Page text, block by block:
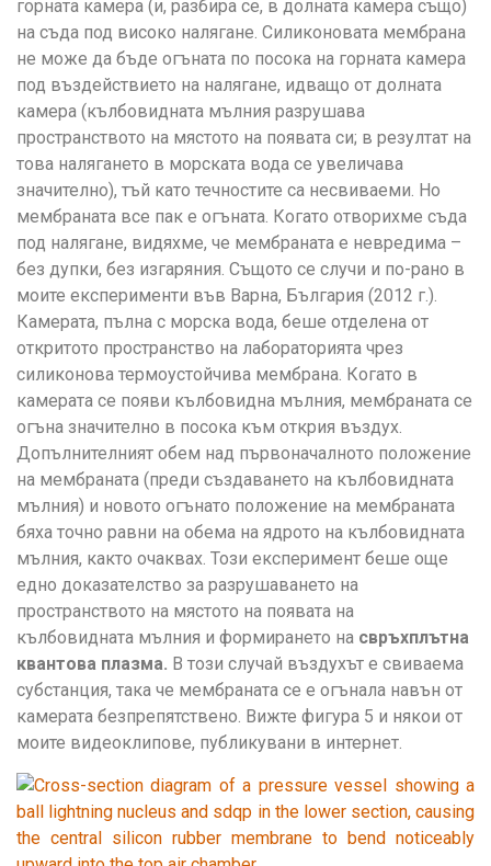
горната камера (и, разбира се, в долната камера също)
на съда под високо налягане. Силиконовата мембрана
не може да бъде огъната по посока на горната камера
под въздействието на налягане, идващо от долната
камера (кълбовидната мълния разрушава
пространството на мястото на появата си; в резултат на
това налягането в морската вода се увеличава
значително), тъй като течностите са несвиваеми. Но
мембраната все пак е огъната. Когато отворихме съда
под налягане, видяхме, че мембраната е невредима –
без дупки, без изгаряния. Същото се случи и по-рано в
моите експерименти във Варна, България (2012 г.).
Камерата, пълна с морска вода, беше отделена от
откритото пространство на лабораторията чрез
силиконова термоустойчива мембрана. Когато в
камерата се появи кълбовидна мълния, мембраната се
огъна значително в посока към открия въздух.
Допълнителният обем над първоначалното положение
на мембраната (преди създаването на кълбовидната
мълния) и новото огънато положение на мембраната
бяха точно равни на обема на ядрото на кълбовидната
мълния, както очаквах. Този експеримент беше още
едно доказателство за разрушаването на
пространството на мястото на появата на
кълбовидната мълния и формирането на свръхплътна
квантова плазма. В този случай въздухът е свиваема
субстанция, така че мембраната се е огънала навън от
камерата безпрепятствено. Вижте фигура 5 и някои от
моите видеоклипове, публикувани в интернет.